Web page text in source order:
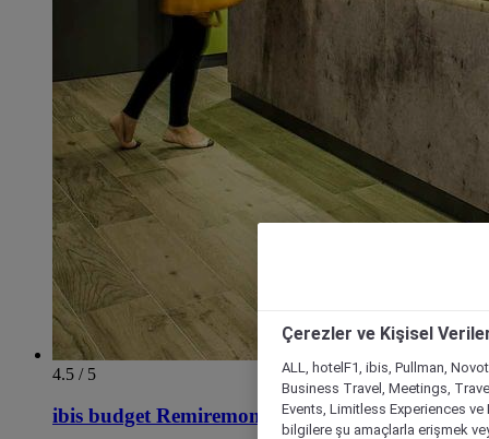
4.5 / 5
ibis budget Remiremont
Çerezler ve Kişisel
ALL, hotelF1, ibis, Pullman,
Business Travel, Meetings,
Events, Limitless Experiences
bilgilere şu amaçlarla erişmek